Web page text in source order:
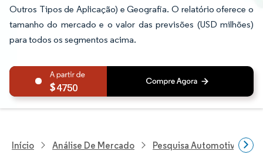
Outros Tipos de Aplicação) e Geografia. O relatório oferece o
tamanho do mercado e o valor das previsões (USD milhões)
para todos os segmentos acima.
4750
Início Análise De Mercado Pesquisa Automotiva